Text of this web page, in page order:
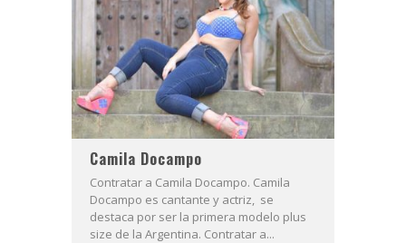
Camila Docampo
Contratar a Camila Docampo. Camila
Docampo es cantante y actriz, se
destaca por ser la primera modelo plus
size de la Argentina. Contratar a...